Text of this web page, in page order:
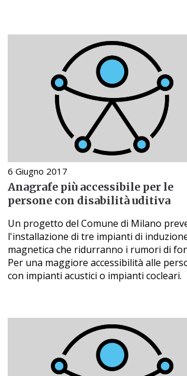
6 Giugno 2017
Anagrafe più accessibile per le
persone con disabilità uditiva
Un progetto del Comune di Milano
l'installazione di tre impianti di
magnetica che ridurranno i rumori di
Per una maggiore accessibilità alle
con impianti acustici o impianti cocleari.